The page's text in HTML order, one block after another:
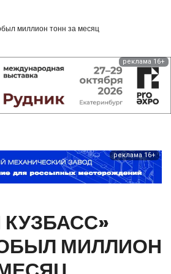
миллион тонн за месяц
реклама 16+
реклама 16+
КУЗБАСС»
МИЛЛИОН